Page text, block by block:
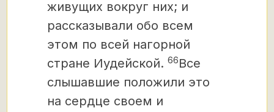
живущих вокруг них; и
рассказывали обо всем
этом по всей нагорной
стране Иудейской. 66Все
слышавшие положили это
на сердце своем и